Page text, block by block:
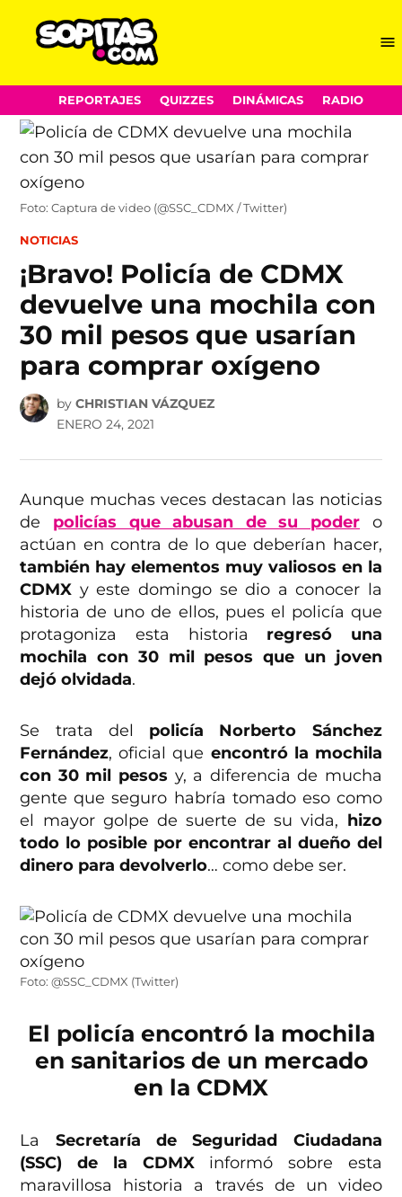
Skip
to
content
REPORTAJES QUIZZES DINÁMICAS RADIO
Foto: Captura de video (@SSC_CDMX / Twitter)
POSTED
NOTICIAS
¡Bravo! Policía de CDMX
devuelve una mochila con
30 mil pesos que usarían
para comprar oxígeno
by CHRISTIAN VÁZQUEZ
ENERO 24, 2021
Aunque muchas veces destacan las noticias
de policías que abusan de su poder o
actúan en contra de lo que deberían hacer,
también hay elementos muy valiosos en la
CDMX y este domingo se dio a conocer la
historia de uno de ellos, pues el policía que
protagoniza esta historia regresó una
mochila con 30 mil pesos que un joven
dejó olvidada.
Se trata del policía Norberto Sánchez
Fernández, oficial que encontró la mochila
con 30 mil pesos y, a diferencia de mucha
gente que seguro habría tomado eso como
el mayor golpe de suerte de su vida, hizo
todo lo posible por encontrar al dueño del
dinero para devolverlo… como debe ser.
Foto: @SSC_CDMX (Twitter)
El policía encontró la mochila
en sanitarios de un mercado
en la CDMX
La Secretaría de Seguridad Ciudadana
(SSC) de la CDMXinformó sobre esta
maravillosa historia a través de un video